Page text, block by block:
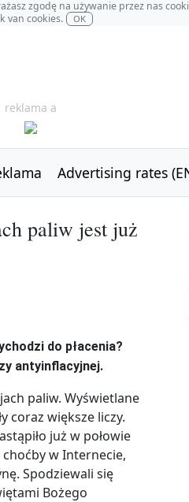
zgodę na używanie przez nas
van cookies.
OK
reklama a
Advertising rates
paliw jest już
do płacenia?
antyinflacyjnej.
paliw. Wyświetlane
coraz większe liczy.
już w połowie
choćby w Internecie,
Spodziewali się
Bożego